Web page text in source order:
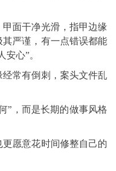
面干净光滑，指甲边缘
严谨，有一点错误都能
心”。
常有倒刺，案头文件乱
”，而是长期的做事风格
愿意花时间修整自己的